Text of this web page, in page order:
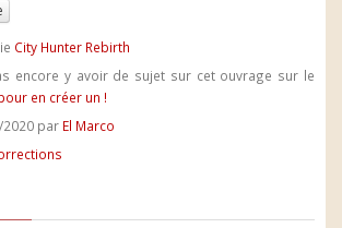
City Hunter Rebirth
encore y avoir de sujet sur cet ouvrage sur le
en créer un !
2020 par El Marco